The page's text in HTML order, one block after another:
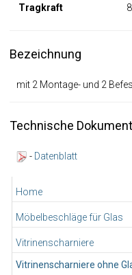
Home
Möbelbeschläge für Glas
Vitrinenscharniere
Vitrinenscharniere ohne
Tragkraft
Bezeichnung
mit 2 Montage- und 2
Technische
- Datenblatt